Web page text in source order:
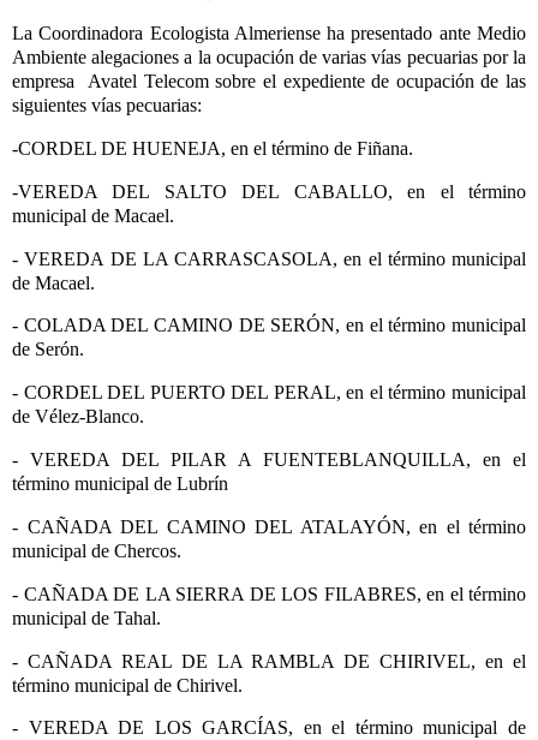
La Coordinadora Ecologista Almeriense ha presentado ante Medio
Ambiente alegaciones a la ocupación de varias vías pecuarias por la
empresa
Avatel Telecom sobre el expediente de ocupación de las
siguientes vías pecuarias:
-CORDEL DE HUENEJA, en el término de Fiñana.
-VEREDA DEL SALTO DEL CABALLO, en el término
municipal de Macael.
- VEREDA DE LA CARRASCASOLA, en el término municipal
de Macael.
- COLADA DEL CAMINO DE SERÓN, en el término municipal
de Serón.
- CORDEL DEL PUERTO DEL PERAL, en el término municipal
de Vélez-Blanco.
- VEREDA DEL PILAR A FUENTEBLANQUILLA, en el
término municipal de Lubrín
- CAÑADA DEL CAMINO DEL ATALAYÓN, en el término
municipal de Chercos.
- CAÑADA DE LA SIERRA DE LOS FILABRES, en el término
municipal de Tahal.
- CAÑADA REAL DE LA RAMBLA DE CHIRIVEL, en el
término municipal de Chirivel.
- VEREDA DE LOS GARCÍAS, en el término municipal de